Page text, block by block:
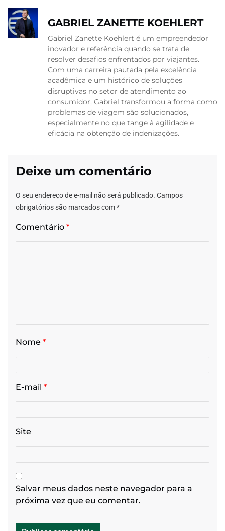
GABRIEL ZANETTE KOEHLERT
Gabriel Zanette Koehlert é um empreendedor
inovador e referência quando se trata de
resolver desafios enfrentados por viajantes.
Com uma carreira pautada pela excelência
acadêmica e um histórico de soluções
disruptivas no setor de atendimento ao
consumidor, Gabriel transformou a forma como
problemas de viagem são solucionados,
especialmente no que tange à agilidade e
eficácia na obtenção de indenizações.
Deixe um comentário
O seu endereço de e-mail não será publicado. Campos
obrigatórios são marcados com*
Comentário *
Nome *
E-mail *
Site
Salvar meus dados neste navegador para a
próxima vez que eu comentar.